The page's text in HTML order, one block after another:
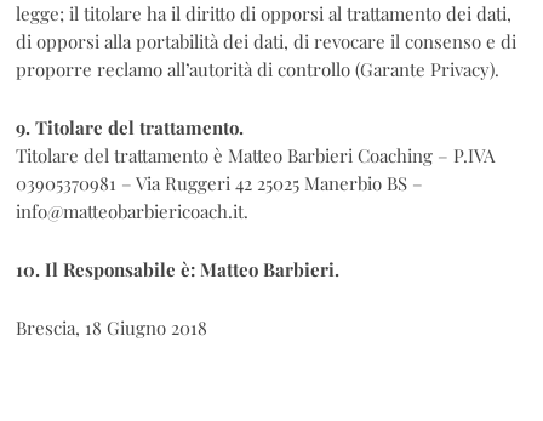
legge; il titolare ha il diritto di opporsi al trattamento dei dati,
di opporsi alla portabilità dei dati, di revocare il consenso e di
proporre reclamo all’autorità di controllo (Garante Privacy).
9. Titolare del trattamento.
Titolare del trattamento è Matteo Barbieri Coaching – P.IVA
03905370981 – Via Ruggeri 42 25025 Manerbio BS –
info@matteobarbiericoach.it.
10. Il Responsabile è: Matteo Barbieri.
Brescia, 18 Giugno 2018